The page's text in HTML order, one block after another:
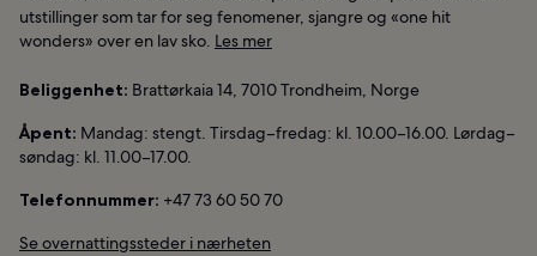
utstillinger som tar for seg fenomener, sjangre og «one hit
wonders» over en lav sko. Les mer
Beliggenhet: Brattørkaia 14, 7010 Trondheim, Norge
Åpent: Mandag: stengt. Tirsdag–fredag: kl. 10.00–16.00. Lørdag–
søndag: kl. 11.00–17.00.
Telefonnummer: +47 73 60 50 70
Se overnattingssteder i nærheten